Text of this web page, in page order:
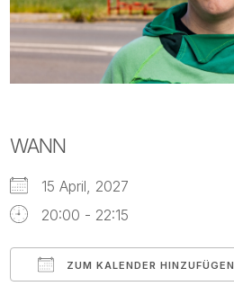
WANN
15 April, 2027
20:00 - 22:15
ZUM KALENDER HINZUFÜGEN